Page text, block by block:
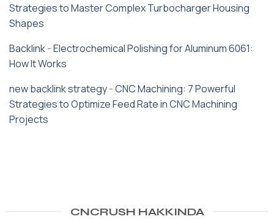
Strategies to Master Complex Turbocharger Housing
Shapes
Backlink-Electrochemical Polishing for Aluminum 6061:
How It Works
new backlink strategy-CNC Machining: 7 Powerful
Strategies to Optimize Feed Rate in CNC Machining
Projects
CNCRUSH HAKKINDA